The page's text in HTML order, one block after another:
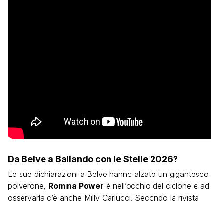
Da Belve a Ballando con le Stelle 2026?
Le sue dichiarazioni a Belve hanno alzato un gigantesco
polverone, Romina Power è nell’occhio del ciclone e ad
osservarla c’è anche Milly Carlucci. Secondo la rivista